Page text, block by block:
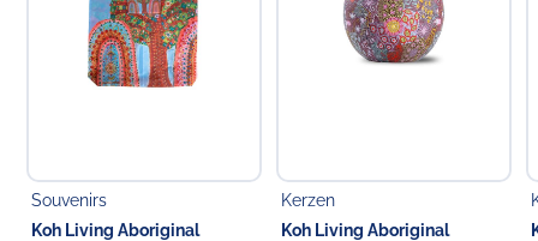
Souvenirs
Koh Living Aboriginal
Kerzen
Koh Living Aboriginal